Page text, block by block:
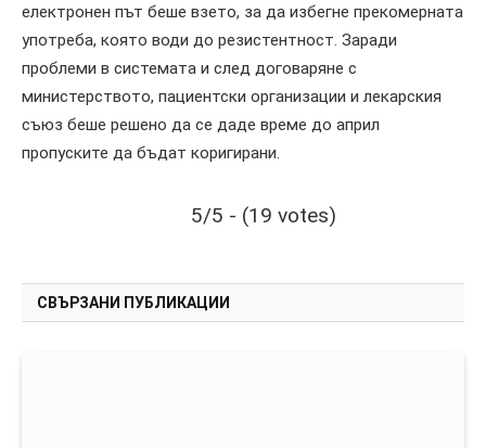
електронен път беше взето, за да избегне прекомерната
употреба, която води до резистентност. Заради
проблеми в системата и след договаряне с
министерството, пациентски организации и лекарския
съюз беше решено да се даде време до април
пропуските да бъдат коригирани.
5/5 - (19 votes)
СВЪРЗАНИ ПУБЛИКАЦИИ